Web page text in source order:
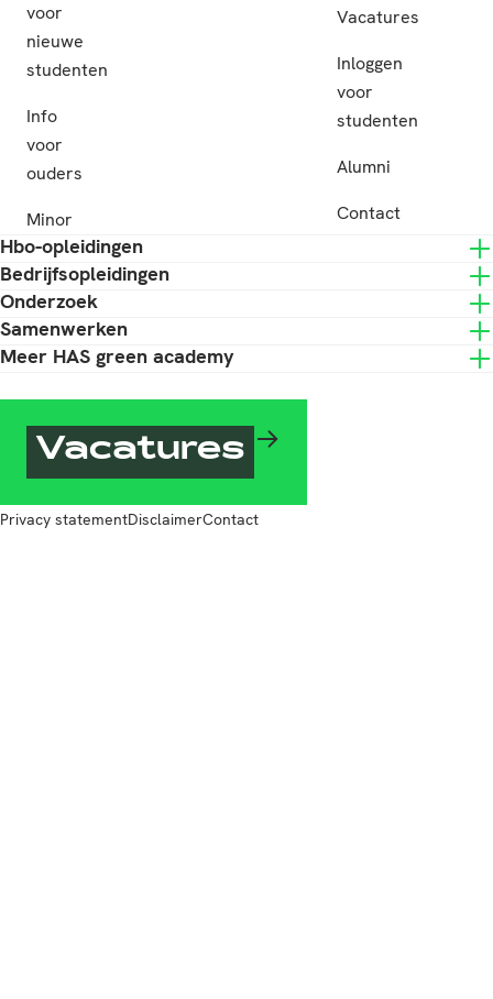
voor
nieuwe
studenten
Info
voor
ouders
Minor
Vacatures
Inloggen
voor
studenten
Alumni
Contact
Hbo-opleidingen
Bedrijfsopleidingen
Onderzoek
Samenwerken
Meer HAS green academy
Vacatures
Privacy statementDisclaimerContact